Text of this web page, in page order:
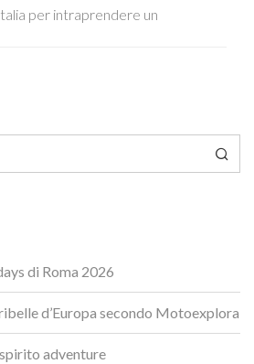
per intraprendere un
di Roma 2026
d’Europa secondo Motoexplora
adventure